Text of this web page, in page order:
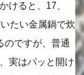
けると、17、
たい金属鍋で炊
のですが、普通
実はパッと開け